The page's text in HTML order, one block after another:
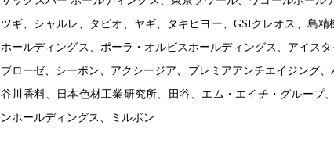
ツギ、シャルレ、タビオ、ヤギ、タキヒヨー、GSIクレオス、島
ホールディングス、ポーラ・オルビスホールディングス、アイス
ブローゼ、シーボン、アクシージア、プレミアアンチエイジング
谷川香料、日本色材工業研究所、田谷、エム・エイチ・グループ
ンホールディングス、ミルボン